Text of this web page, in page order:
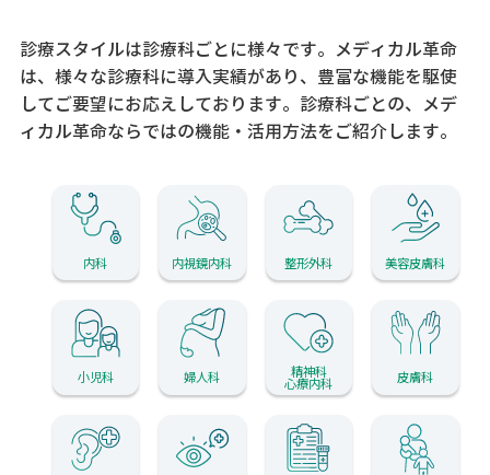
診療スタイルは診療科ごとに様々です。メディカル革命
は、様々な診療科に導入実績があり、 豊富な機能を駆使
してご要望にお応えしております。 診療科ごとの、メデ
ィカル革命ならではの機能・活用方法をご紹介します。
内科 内視鏡内科 整形外科 美容皮膚科
小児科 婦人科 精神科
心療内科 皮膚科